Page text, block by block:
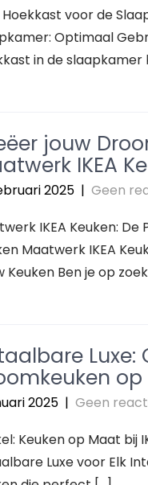
Hoekkast voor de
Optimaal
in de slaapkamer
jouw
IKEA
2025 | Geen
IKEA Keuken:
Maatwerk IKEA
Keuken Ben je op
Luxe:
op
2025 | Geen
Keuken op Maat bij
Luxe voor Elk